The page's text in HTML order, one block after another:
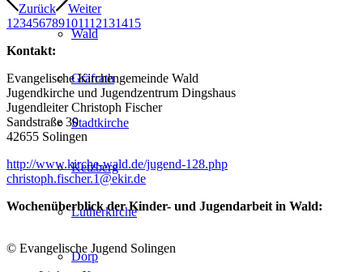
Wald
Gräfrath
Stadtkirche
Ketzberg
Lutherkirche
Dorp
Zurück
Weiter
1 23456789101112131415
Kontakt:
Evangelische Kirchengemeinde Wald
Jugendkirche und Jugendzentrum Dingshaus
Jugendleiter Christoph Fischer
Sandstraße 30
42655 Solingen
http://www.kirche-wald.de/jugend-128.php
christoph.fischer.1@ekir.de
Wochenüberblick der Kinder- und Jugendarbeit in Wald:
© Evangelische Jugend Solingen